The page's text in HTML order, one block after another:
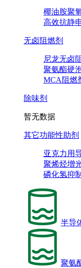
椰油胺聚
高效抗静
无卤阻燃剂
尼龙无卤
聚氨酯硬
MCA阻燃
除味剂
暂无数据
其它功能性助剂
亚克力用
聚烯烃增
磷化氢抑
半导
聚氨